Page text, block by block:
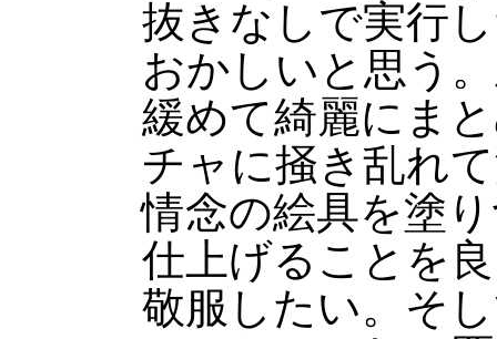
抜きなしで実行
おかしいと思う
緩めて綺麗にま
チャに掻き乱れ
情念の絵具を塗
仕上げることを
敬服したい。そ